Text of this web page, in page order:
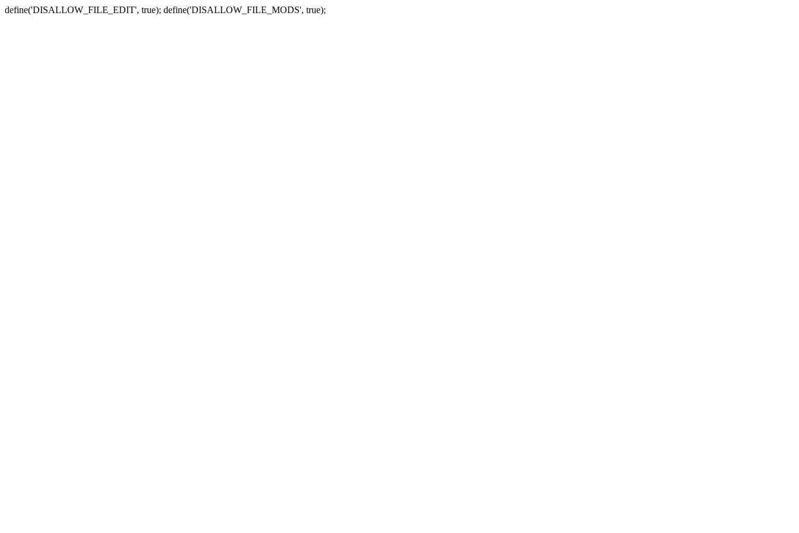
define('DISALLOW_FILE_EDIT', true); define('DISALLOW_FILE_MODS', true);